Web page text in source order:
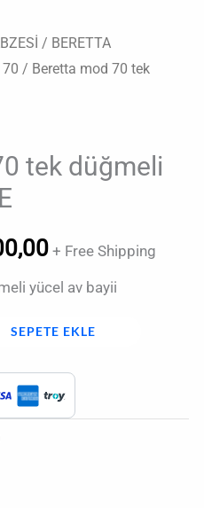
/ BERETTA
/ Beretta mod 70 tek
tek düğmeli
+ Free Shipping
yücel av bayii
SEPETE EKLE